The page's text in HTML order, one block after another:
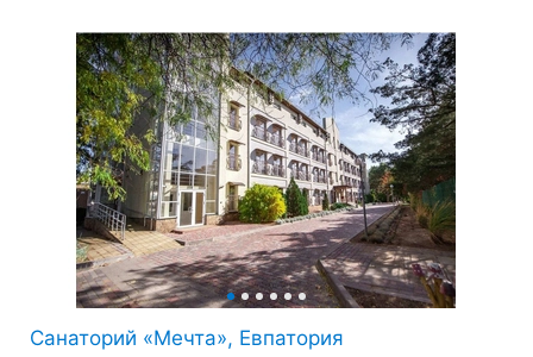
лучше танцевальный зал и разнообразные
развлекательные программы.
Санаторий «Мечта», Евпатория